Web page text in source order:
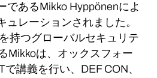
であるMikko Hyppönenによ
ュレーションされました。
持つグローバルセキュリテ
Mikkoは、オックスフォー
で講義を行い、DEF CON、